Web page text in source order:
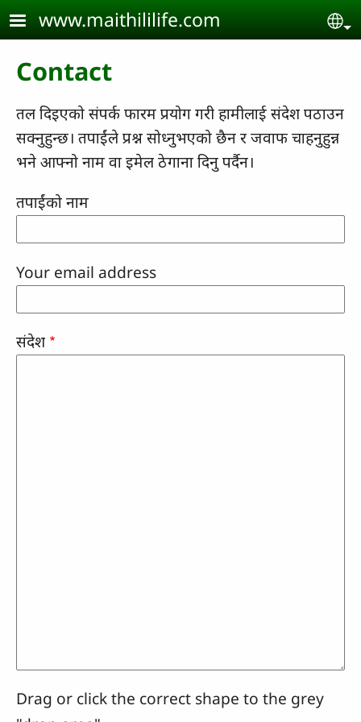
Skip to main content
www.maithililife.com
Contact
तल दिइएको संपर्क फारम प्रयोग गरी हामीलाई संदेश पठाउन
सक्नुहुन्छ। तपाईंले प्रश्न सोध्नुभएको छैन र जवाफ चाहनुहुन्न
भने आफ्नो नाम वा इमेल ठेगाना दिनु पर्दैन।
तपाईंको नाम
Your email address
संदेश
Drag or click the correct shape to the grey